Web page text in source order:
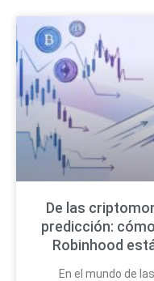
De las
predicción:
Robinhood
En el mundo de